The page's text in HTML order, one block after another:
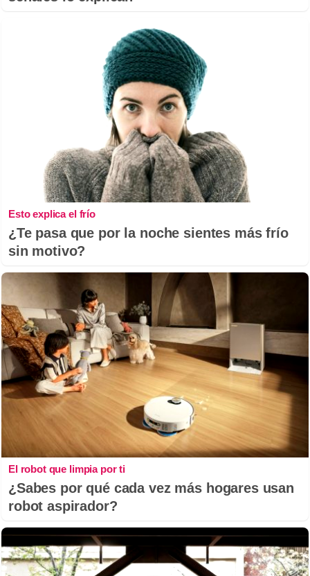
Esto explica el frío
¿Te pasa que por la noche sientes más frío
sin motivo?
El robot que limpia por ti
¿Sabes por qué cada vez más hogares usan
robot aspirador?